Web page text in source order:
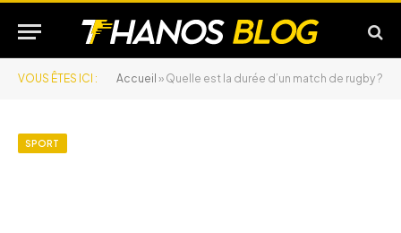
VOUS ÊTES ICI : Accueil » Quelle est la durée d’un match de rugby ?
SPORT